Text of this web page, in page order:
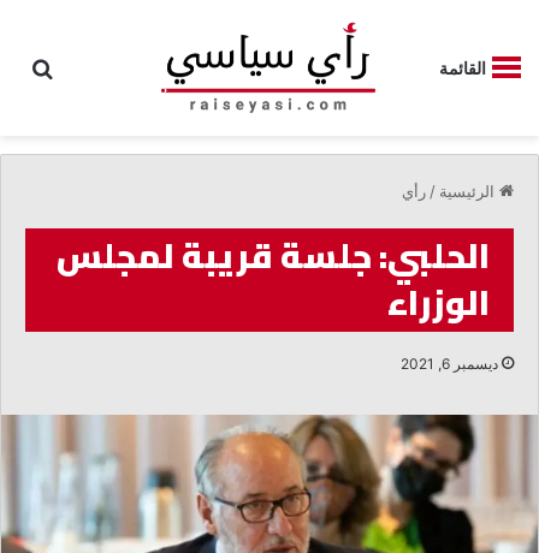
القائمة
الرئيسية / رأي
الحلبي: جلسة قريبة لمجلس
الوزراء
ديسمبر 6, 2021